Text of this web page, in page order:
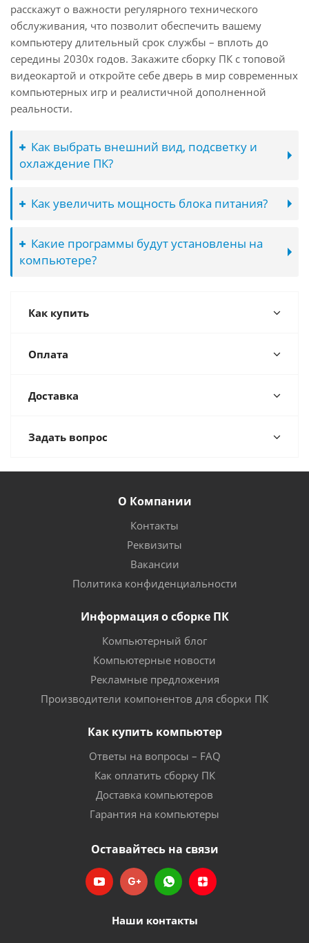
расскажут о важности регулярного технического
обслуживания, что позволит обеспечить вашему
компьютеру длительный срок службы – вплоть до
середины 2030х годов. Закажите сборку ПК с топовой
видеокартой и откройте себе дверь в мир современных
компьютерных игр и реалистичной дополненной
реальности.
Как выбрать внешний вид, подсветку и
охлаждение ПК?
Как увеличить мощность блока питания?
Какие программы будут установлены на
компьютере?
Как купить
Оплата
Доставка
Задать вопрос
О Компании
Контакты
Реквизиты
Вакансии
Политика конфиденциальности
Информация о сборке ПК
Компьютерный блог
Компьютерные новости
Рекламные предложения
Производители компонентов для сборки ПК
Как купить компьютер
Ответы на вопросы – FAQ
Как оплатить сборку ПК
Доставка компьютеров
Гарантия на компьютеры
Оставайтесь на связи
Наши контакты